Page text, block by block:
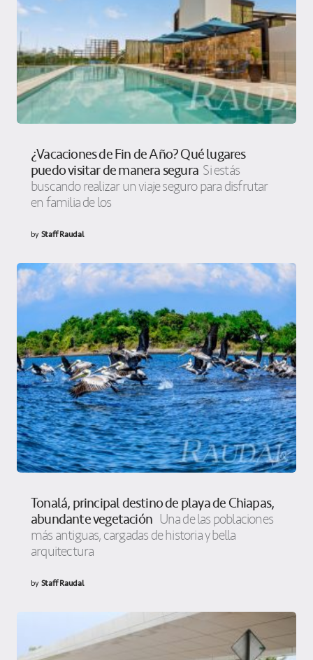
¿Vacaciones de Fin de Año? Qué lugares
puedo visitar de manera segura Si estás
buscando realizar un viaje seguro para disfrutar
en familia de los
byStaff Raudal
Tonalá, principal destino de playa de Chiapas,
abundante vegetación Una de las poblaciones
más antiguas, cargadas de historia y bella
arquitectura
byStaff Raudal